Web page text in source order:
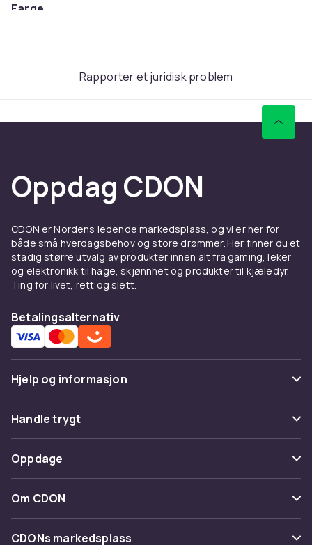
Farge
Produktsikkerhetsinformasjon
Rapporter et juridisk problem
Oppdag CDON
CDON er Nordens ledende markedsplass, og vi er her for
både små hverdagsbehov og store drømmer. Her finner du et
stadig større utvalg av produkter innen alt fra gaming, leker
og elektronikk til hage, skjønnhet og produkter til kjæledyr.
Ting for livet, rett og slett.
Betalingsalternativ
Hjelp og informasjon
Vanlige spørsmål
Spor pakke
Angre & returner her
Kontakt oss
Handle trygt
Betaling
Levering
Tilbakekallinger
Oppdage
Kategorier
Varemerker
Om CDON
Om oss
CDONs markedsplass